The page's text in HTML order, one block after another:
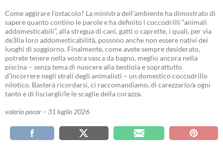
Come aggirare l’ostacolo? La ministra dell’ambiente ha dimostrato di
sapere quanto contino le parole e ha definito i coccodrilli “animali
addomesticabili”, alla stregua di cani, gatti o caprette, i quali, per via
de3lla loro addomesticabilità, possono anche non essere nativi dei
luoghi di soggiorno. Finalmente, come avete sempre desiderato,
potrete tenere nella vostra vasca da bagno, meglio ancora nella
piscina – senza tema di nuocere alla bestiola e soprattutto
d’incorrere negli strali degli animalisti – un domestico coccodrillo
nilotico. Basterà ricordarsi, ci raccomandiamo, di carezzarlo/a ogni
tanto e di lisciargli/le le scaglie della corazza.
valerio pocar – 31 luglio 2026